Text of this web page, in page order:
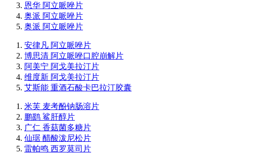
恩华 阿立哌唑片
奥派 阿立哌唑片
奥派 阿立哌唑片
安律凡 阿立哌唑片
博思清 阿立哌唑口腔崩解片
阿美宁 阿戈美拉汀片
维度新 阿戈美拉汀片
艾斯能 重酒石酸卡巴拉汀胶囊
米芙 麦考酚钠肠溶片
鹏鹞 鲨肝醇片
广仁 香菇菌多糖片
仙琚 醋酸泼尼松片
雷帕鸣 西罗莫司片